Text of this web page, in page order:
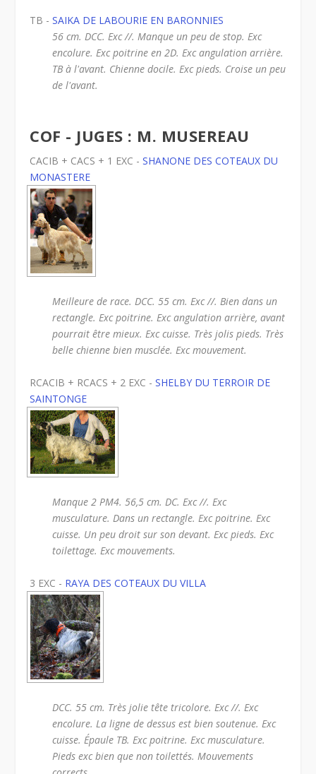
TB -SAIKA DE LABOURIE EN BARONNIES
56 cm. DCC. Exc //. Manque un peu de stop. Exc
encolure. Exc poitrine en 2D. Exc angulation arrière.
TB à l'avant. Chienne docile. Exc pieds. Croise un peu
de l'avant.
COF - JUGES : M. MUSEREAU
CACIB + CACS + 1 EXC -SHANONE DES COTEAUX DU
MONASTERE
Meilleure de race. DCC. 55 cm. Exc //. Bien dans un
rectangle. Exc poitrine. Exc angulation arrière, avant
pourrait être mieux. Exc cuisse. Très jolis pieds. Très
belle chienne bien musclée. Exc mouvement.
RCACIB + RCACS + 2 EXC -SHELBY DU TERROIR DE
SAINTONGE
Manque 2 PM4. 56,5 cm. DC. Exc //. Exc
musculature. Dans un rectangle. Exc poitrine. Exc
cuisse. Un peu droit sur son devant. Exc pieds. Exc
toilettage. Exc mouvements.
3 EXC - RAYA DES COTEAUX DU VILLA
DCC. 55 cm. Très jolie tête tricolore. Exc //. Exc
encolure. La ligne de dessus est bien soutenue. Exc
cuisse. Épaule TB. Exc poitrine. Exc musculature.
Pieds exc bien que non toilettés. Mouvements